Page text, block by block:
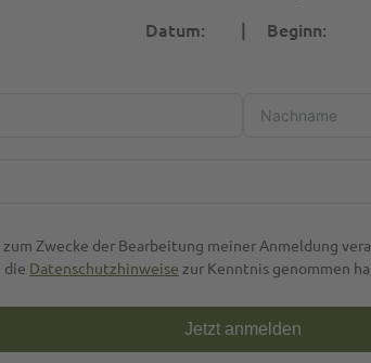
Datum: | Beginn:
Zwecke der Bearbeitung meiner Anmeldung
die Datenschutzhinweise zur Kenntnis genommen
Jetzt anmelden